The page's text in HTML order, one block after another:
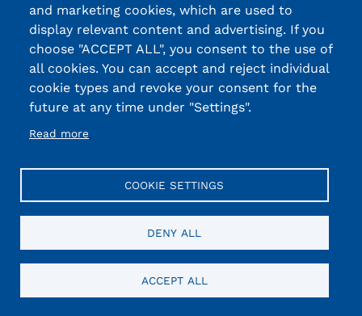
and marketing cookies, which are used to
display relevant content and advertising. If you
choose "ACCEPT ALL", you consent to the use of
all cookies. You can accept and reject individual
cookie types and revoke your consent for the
future at any time under "Settings".
Read more
COOKIE SETTINGS
DENY ALL
ACCEPT ALL